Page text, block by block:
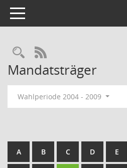
Toggle navigation
Rechercheauswahl
RSS-Feed
Mandatsträger
Wahlperiode 2004 - 2009
A B C D E